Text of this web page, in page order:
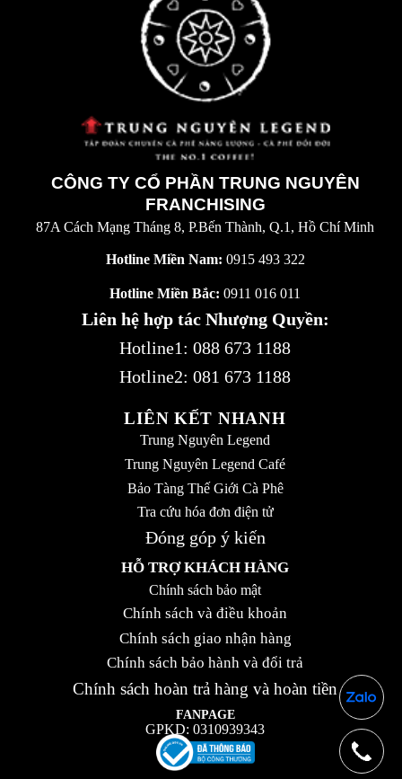
CÔNG TY CỔ PHẦN TRUNG NGUYÊN
FRANCHISING
87A Cách Mạng Tháng 8, P.Bến Thành, Q.1, Hồ Chí Minh
Hotline Miền Nam: 0915 493 322
Hotline Miền Bắc: 0911 016 011
Liên hệ hợp tác Nhượng Quyền:
Hotline1: 088 673 1188
Hotline2: 081 673 1188
LIÊN KẾT NHANH
Trung Nguyên Legend
Trung Nguyên Legend Café
Bảo Tàng Thế Giới Cà Phê
Tra cứu hóa đơn điện tử
Đóng góp ý kiến
HỖ TRỢ KHÁCH HÀNG
Chính sách bảo mật
Chính sách và điều khoản
Chính sách giao nhận hàng
Chính sách bảo hành và đổi trả
Chính sách hoàn trả hàng và hoàn tiền
FANPAGE
GPKD: 0310939343